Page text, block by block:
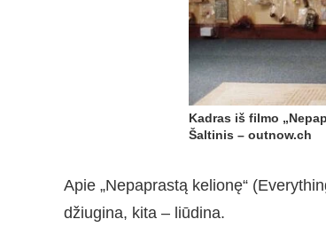
Kadras iš filmo
Šaltinis – outnow.ch
Apie „Nepaprastą kelionę“
džiugina, kita – liūdina.